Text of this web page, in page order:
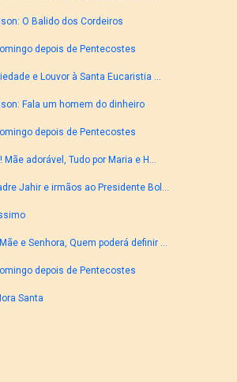
O Balido dos Cordeiros
depois de Pentecostes
e Louvor à Santa Eucaristia ...
Fala um homem do dinheiro
depois de Pentecostes
adorável, Tudo por Maria e H...
Jahir e irmãos ao Presidente Bol...
e Senhora, Quem poderá definir ...
depois de Pentecostes
Santa